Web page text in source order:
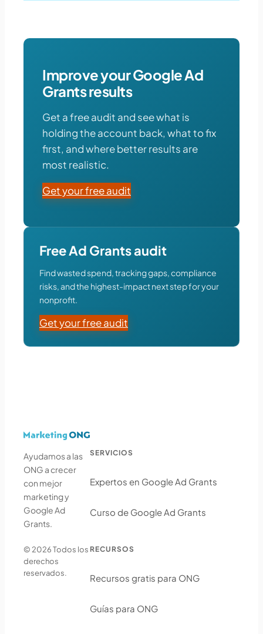
Improve your Google Ad
Grants results
Get a free audit and see what is
holding the account back, what to fix
first, and where better results are
most realistic.
Get your free audit
Free Ad Grants audit
Find wasted spend, tracking gaps, compliance
risks, and the highest-impact next step for your
nonprofit.
Get your free audit
Ayudamos a las
ONG a crecer
con mejor
marketing y
Google Ad
Grants.
© 2026 Todos los
derechos
reservados.
SERVICIOS
Expertos en Google Ad Grants
Curso de Google Ad Grants
RECURSOS
Recursos gratis para ONG
Guías para ONG